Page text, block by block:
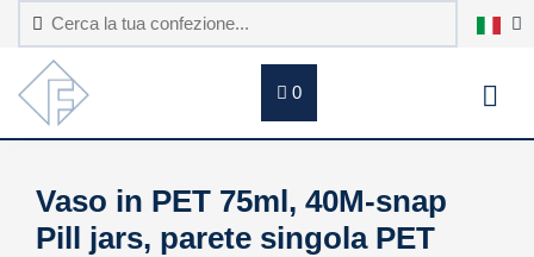
0
Vaso in PET 75ml, 40M-snap
Pill jars, parete singola PET